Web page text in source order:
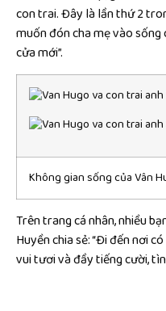
con trai. Đây là lần thứ 2
muốn đón cha mẹ vào
cửa mới”.
Không gian sống của Vân
Trên trang cá nhân, nhiều
Huyền chia sẻ: “Đi đến nơi
vui tươi và đầy tiếng cười,